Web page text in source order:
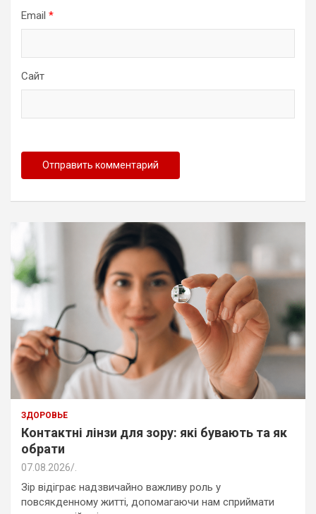
Email *
Сайт
ЗДОРОВЬЕ
Контактні лінзи для зору: які бувають та як
обрати
07.08.2026
Зір відіграє надзвичайно важливу роль у
повсякденному житті, допомагаючи нам сприймати